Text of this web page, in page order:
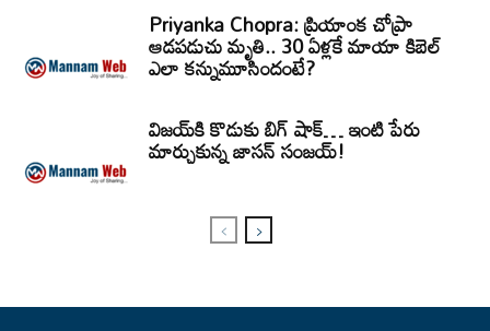
Priyanka Chopra: ప్రియాంక చోప్రా
ఆడపడుచు మృతి.. 30 ఏళ్లకే మాయా కిబెల్
ఎలా కన్నుమూసిందంటే?
విజయ్‌కి కొడుకు బిగ్ షాక్… ఇంటి పేరు
మార్చుకున్న జాసన్ సంజయ్!